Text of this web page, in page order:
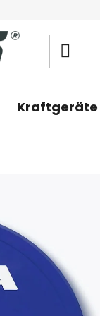
Kraftgeräte